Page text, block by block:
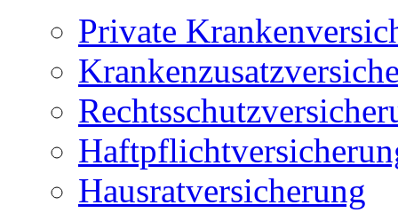
Private
Hausratversicherung